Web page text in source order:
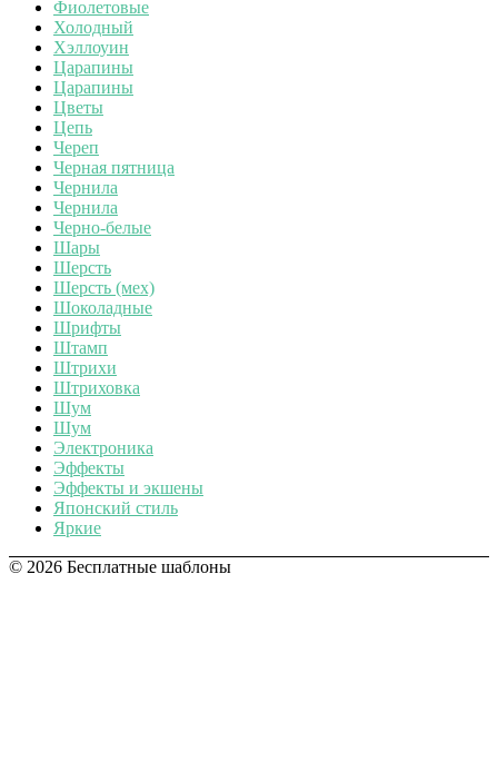
Фиолетовые
Холодный
Хэллоуин
Царапины
Царапины
Цветы
Цепь
Череп
Черная пятница
Чернила
Чернила
Черно-белые
Шары
Шерсть
Шерсть (мех)
Шоколадные
Шрифты
Штамп
Штрихи
Штриховка
Шум
Шум
Электроника
Эффекты
Эффекты и экшены
Японский стиль
Яркие
© 2026 Бесплатные шаблоны